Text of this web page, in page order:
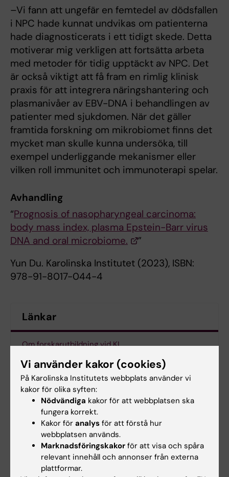
–Vi fann att ungefär en femtedel av dödsfallen
i NPC hade kunnat undvikas om patienterna
hade diagnosticerats i ett tidigt skede. Detta
motiverar mig verkligen att fortsätta arbeta
med metoder för tidig upptäckt av NPC. Det
är också viktigt att få fram en rimlig klinisk
praxis för att integrera näringshantering och
plasmanivåer av EBV-DNA i behandlingen av
patienter med sjukdomen. När det gäller
framtida forskning om mikrobiomet finns det
mycket man skulle kunna undersöka, till
exempel underliggande mekanismer eller
vilken roll immunitet och immunoterapi spelar.
Avhandling
“Prognosis of nasopharyngeal carcinoma:
body mass index, plasma Epstein-Barr virus
DNA and oral microbiome.
”
Yun Du. Karolinska Institutet (2023), ISBN:
978-91-8017-044-4
Länkar
Om forskarutbildning vid KI
Kalenderhändelse
Forskarutbildning Cancer och onkologi
Epidemiologi
Vi använder kakor (cookies)
På Karolinska Institutets webbplats använder vi
kakor för olika syften:
Nödvändiga kakor för att webbplatsen ska
fungera korrekt.
Kakor för analys för att förstå hur
webbplatsen används.
Marknadsföringskakor för att visa och spåra
relevant innehåll och annonser från externa
plattformar.